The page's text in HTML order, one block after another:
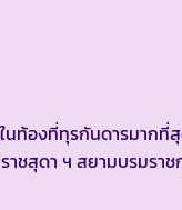
นท้องที่ทุรกันดารมา
ชสุดา ฯ สยามบรมรา